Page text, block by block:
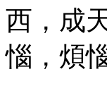
西，成
惱，煩